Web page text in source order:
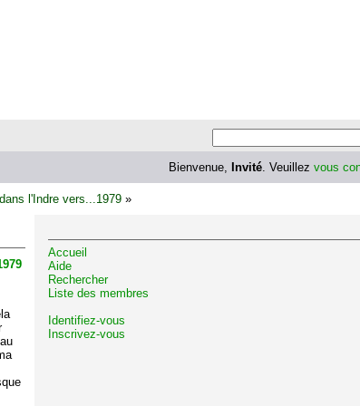
Bienvenue, Invité. Veuillez vous
l'Indre vers...1979 »
Accueil
Aide
Rechercher
Liste des membres
Identifiez-vous
Inscrivez-vous